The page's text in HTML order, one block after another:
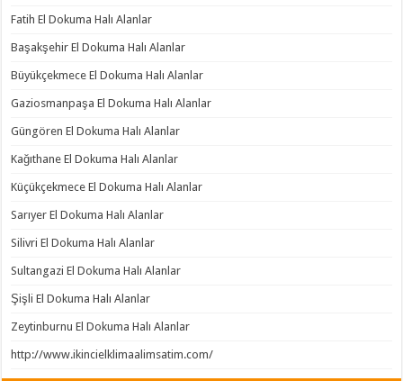
Fatih El Dokuma Halı Alanlar
Başakşehir El Dokuma Halı Alanlar
Büyükçekmece El Dokuma Halı Alanlar
Gaziosmanpaşa El Dokuma Halı Alanlar
Güngören El Dokuma Halı Alanlar
Kağıthane El Dokuma Halı Alanlar
Küçükçekmece El Dokuma Halı Alanlar
Sarıyer El Dokuma Halı Alanlar
Silivri El Dokuma Halı Alanlar
Sultangazi El Dokuma Halı Alanlar
Şişli El Dokuma Halı Alanlar
Zeytinburnu El Dokuma Halı Alanlar
http://www.ikincielklimaalimsatim.com/